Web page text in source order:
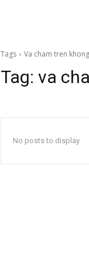
Tags Va cham tren khong
Tag: va
No posts to display